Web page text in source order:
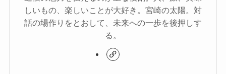
しいもの、楽しいことが大好き。宮崎の太陽。対
話の場作りをとおして、未来への一歩を後押しす
る。